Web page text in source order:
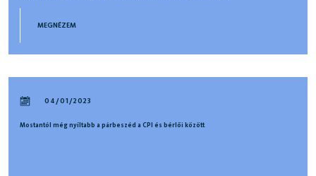
MEGNÉZEM
04/01/2023
Mostantól még nyíltabb a párbeszéd a CPI és bérlői között